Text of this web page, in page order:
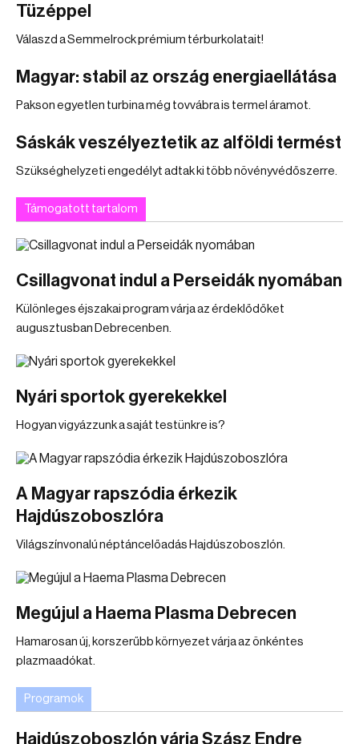
Tüzéppel
Válaszd a Semmelrock prémium térburkolatait!
Magyar: stabil az ország energiaellátása
Pakson egyetlen turbina még tovvábra is termel áramot.
Sáskák veszélyeztetik az alföldi termést
Szükséghelyzeti engedélyt adtak ki több növényvédőszerre.
Támogatott tartalom
Csillagvonat indul a Perseidák nyomában
Különleges éjszakai program várja az érdeklődőket
augusztusban Debrecenben.
Nyári sportok gyerekekkel
Hogyan vigyázzunk a saját testünkre is?
A Magyar rapszódia érkezik
Hajdúszoboszlóra
Világszínvonalú néptáncelőadás Hajdúszoboszlón.
Megújul a Haema Plasma Debrecen
Hamarosan új, korszerűbb környezet várja az önkéntes
plazmaadókat.
Programok
Hajdúszoboszlón várja Szász Endre